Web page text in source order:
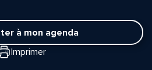
à mon agenda
Imprimer